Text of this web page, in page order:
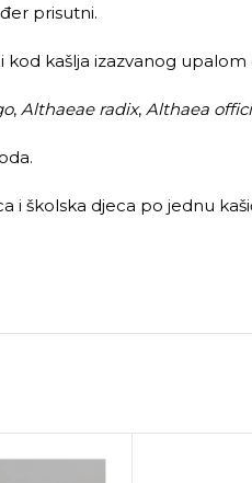
prisutni.
kod kašlja izazvanog upalom
, Althaeae radix, Althaea
i školska djeca po jednu